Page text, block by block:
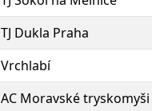
TJ Dukla Praha
Vrchlabí
AC Moravské